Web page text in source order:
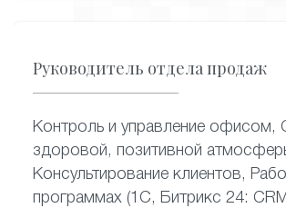
Руководитель отдела продаж
Контроль и управление офисом,
здоровой, позитивной
Консультирование клиентов,
программах (1С, Битрикс 24: